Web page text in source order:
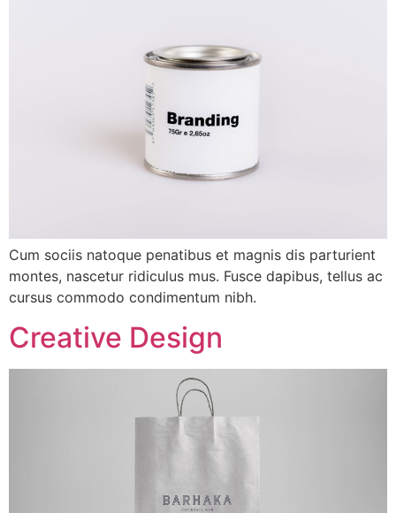
Cum sociis natoque penatibus et magnis dis parturient
montes, nascetur ridiculus mus. Fusce dapibus, tellus ac
cursus commodo condimentum nibh.
Creative Design